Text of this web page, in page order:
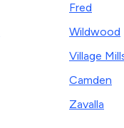
Fred
Wildwood
Village
Camden
Zavalla